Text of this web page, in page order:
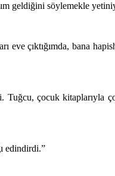
geldiğini söylemekle
eve çıktığımda, bana
Tuğcu, çocuk kitaplarıyla
edindirdi.”